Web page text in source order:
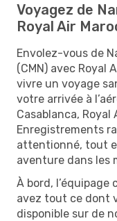
Voyagez de
Royal Air
Envolez-vous de
(CMN) avec Royal
vivre un voyage
votre arrivée à
Casablanca, Royal
Enregistrements
attentionné, tout
aventure dans les
À bord, l’équipage
avez tout ce dont
disponible sur de